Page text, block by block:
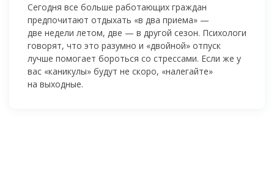
Сегодня все больше работающих граждан
предпочитают отдыхать «в два приема» —
две недели летом, две — в другой сезон. Психологи
говорят, что это разумно и «двойной» отпуск
лучше помогает бороться со стрессами. Если же у
вас «каникулы» будут не скоро, «налегайте»
на выходные.